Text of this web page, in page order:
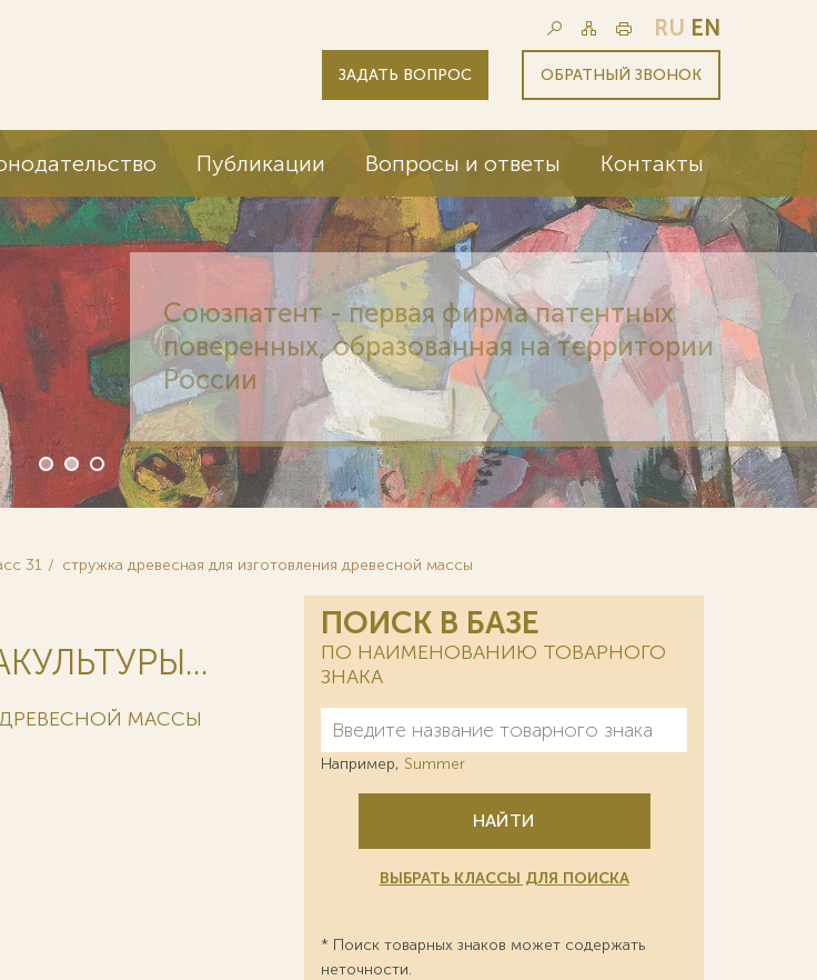
RU EN
ЗАДАТЬ ВОПРОС ОБРАТНЫЙ ЗВОНОК
Публикации Вопросы и ответы Контакты
31 стружка древесная для изготовления древесной массы
МАССЫ
ПОИСК В БАЗЕ
ПО НАИМЕНОВАНИЮ ТОВАРНОГО
ЗНАКА
Например, Summer
НАЙТИ
ВЫБРАТЬ КЛАССЫ ДЛЯ ПОИСКА
* Поиск товарных знаков может содержать
неточности.